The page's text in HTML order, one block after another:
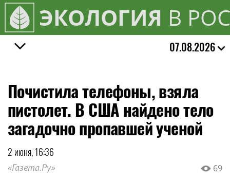
ЭКОЛОГИЯ В
07.08.2026
Почистила телефоны, взяла
пистолет. В США найдено тело
загадочно пропавшей ученой
2 июня, 16:36
«Газета.Ру» 69